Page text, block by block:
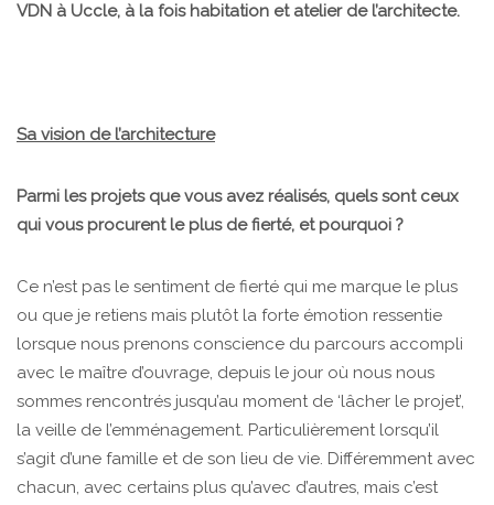
VDN à Uccle, à la fois habitation et atelier de l’architecte.
Sa vision de l’architecture
Parmi les projets que vous avez réalisés, quels sont ceux
qui vous procurent le plus de fierté, et pourquoi ?
Ce n’est pas le sentiment de fierté qui me marque le plus
ou que je retiens mais plutôt la forte émotion ressentie
lorsque nous prenons conscience du parcours accompli
avec le maître d’ouvrage, depuis le jour où nous nous
sommes rencontrés jusqu’au moment de ‘lâcher le projet’,
la veille de l’emménagement. Particulièrement lorsqu’il
s’agit d’une famille et de son lieu de vie. Différemment avec
chacun, avec certains plus qu’avec d’autres, mais c’est